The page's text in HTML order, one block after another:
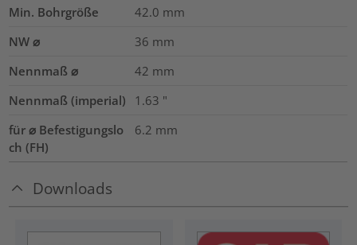
Min. Bohrgröße
42.0 mm
NW ⌀
36 mm
Nennmaß ⌀
42 mm
Nennmaß (imperial)
1.63 "
für ⌀ Befestigungslo
ch (FH)
6.2 mm
Downloads